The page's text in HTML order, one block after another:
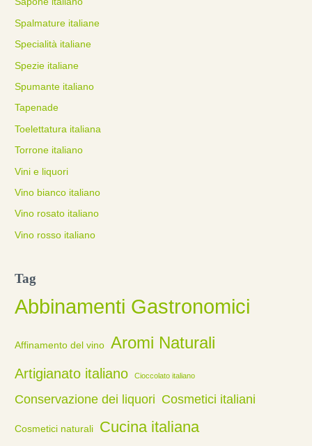
Spalmature italiane
Specialità italiane
Spezie italiane
Spumante italiano
Tapenade
Toelettatura italiana
Torrone italiano
Vini e liquori
Vino bianco italiano
Vino rosato italiano
Vino rosso italiano
Tag
Abbinamenti Gastronomici
Affinamento del vino Aromi Naturali
Artigianato italiano Cioccolato italiano
Conservazione dei liquori Cosmetici italiani
Cosmetici naturali Cucina italiana